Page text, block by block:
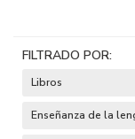
FILTRADO POR:
Libros
Enseñanza de la